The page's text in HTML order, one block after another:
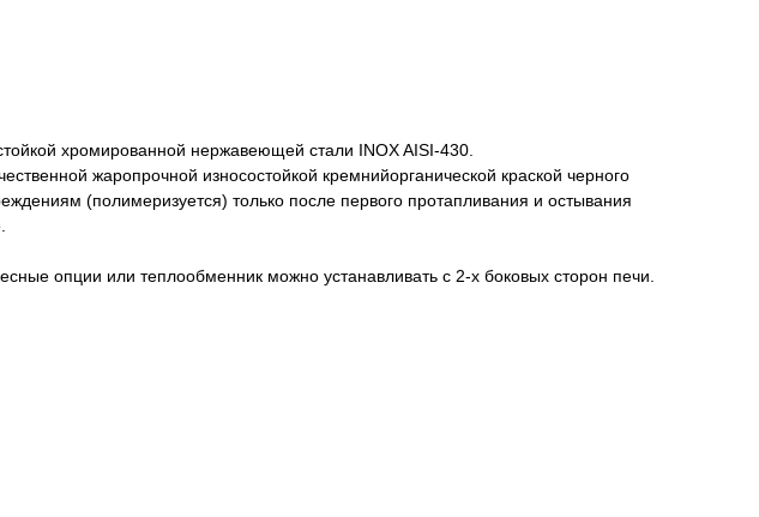
хромированной нержавеющей стали INOX AISI-430.
жаропрочной износостойкой кремнийорганической краской черного
(полимеризуется) только после первого протапливания и остывания
опции или теплообменник можно устанавливать с 2-х боковых сторон печи.